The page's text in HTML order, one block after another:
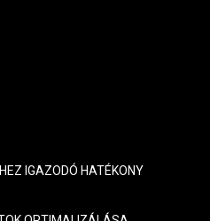
IGAZODÓ HATÉKONY